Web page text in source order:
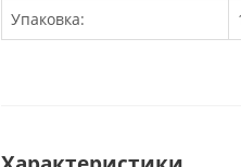
Упаковка: